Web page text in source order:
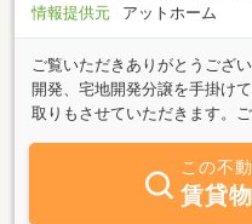
情報提供元
アットホーム
ご覧いただきありがとうござ
開発、宅地開発分譲を手掛け
取りもさせていただきます。
この不
賃貸